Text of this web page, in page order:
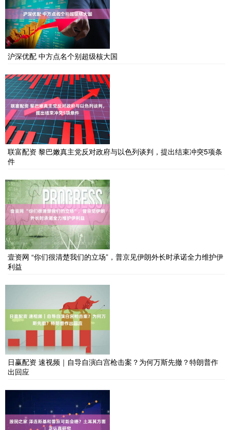
沪深优配 中方点名个别超级核大国
联富配资 黎巴嫩真主党反对政府与以色列谈判，提出结束冲突5项条
件
壹资网 “你们很清楚我们的立场”，普京见伊朗外长时承诺全力维护伊
利益
日赢配资 速视频｜自导自演白宫枪击案？为何万斯先撤？特朗普作
出回应